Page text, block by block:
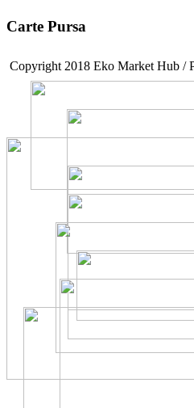
Carte Pursa
Copyright 2018 Eko Market Hub /